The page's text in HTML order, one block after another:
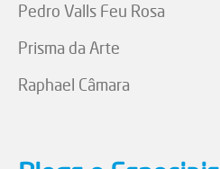
Pedro Valls Feu Rosa
Prisma da Arte
Raphael Câmara